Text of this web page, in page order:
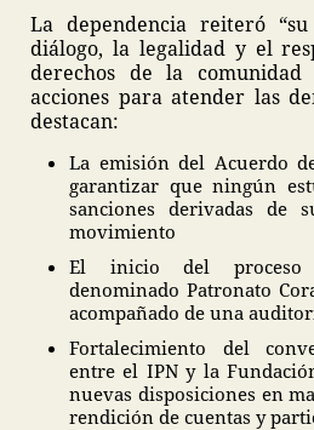
La dependencia reiteró
diálogo, la legalidad y el
derechos de la
acciones para atender las
destacan:
La emisión del Acuerdo
garantizar que ningún
sanciones derivadas de
movimiento
El inicio del
denominado Patronato
acompañado de una
Fortalecimiento del
entre el IPN y la
nuevas disposiciones en
rendición de cuentas y